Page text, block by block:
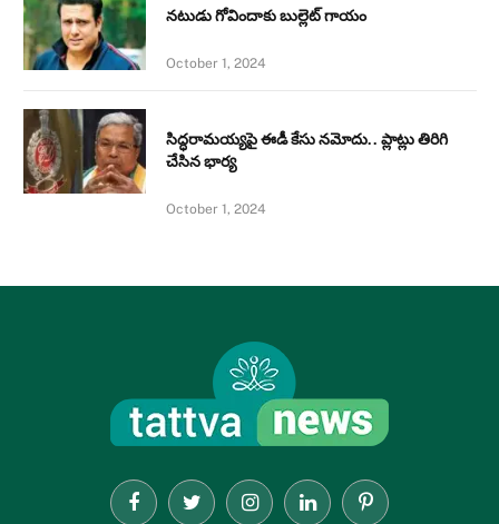
నటుడు గోవిందాకు బుల్లెట్ గాయం
October 1, 2024
సిద్ధరామయ్యపై ఈడీ కేసు నమోదు.. ప్లాట్లు తిరిగి
చేసిన భార్య
October 1, 2024
FacebookTwitter InstagramLinkedInPinterest